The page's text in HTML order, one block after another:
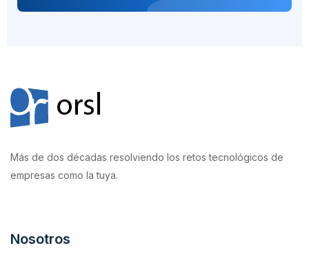
Más de dos décadas resolviendo los retos tecnológicos de
empresas como la tuya.
Nosotros